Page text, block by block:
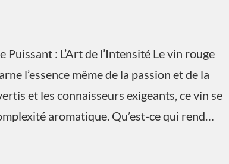
: L’Art de l’Intensité Le vin rouge
l’essence même de la passion et de la
et les connaisseurs exigeants, ce vin se
aromatique. Qu’est-ce qui rend…